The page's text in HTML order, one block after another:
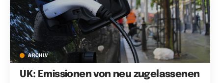
ARCHIV
UK: Emissionen von neu zugelassenen